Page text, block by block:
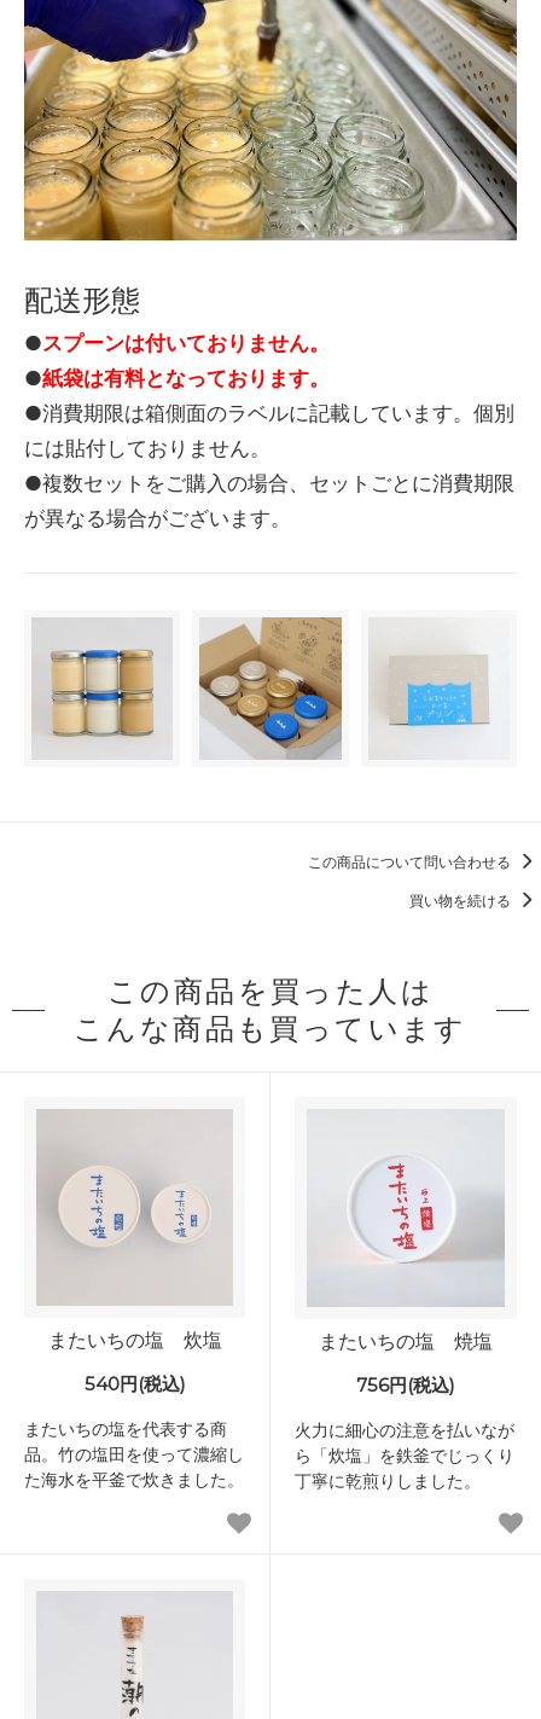
配送形態
●スプーンは付いておりません。
●紙袋は有料となっております。
●消費期限は箱側面のラベルに記載しています。個別
には貼付しておりません。
●複数セットをご購入の場合、セットごとに消費期限
が異なる場合がございます。
この商品について問い合わせる
買い物を続ける
この商品を買った人は
こんな商品も買っています
またいちの塩 炊塩
540円(税込)
またいちの塩を代表する商
品。竹の塩田を使って濃縮し
た海水を平釜で炊きました。
またいちの塩 焼塩
756円(税込)
火力に細心の注意を払いなが
ら「炊塩」を鉄釜でじっくり
丁寧に乾煎りしました。